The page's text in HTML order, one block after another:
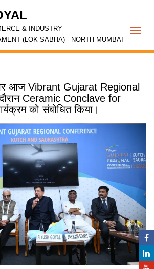
& INDUSTRY
(LOK SABHA) - NORTH MUMBAI
आज Vibrant Gujarat Regional
Ceramic Conclave for
को संबोधित किया।